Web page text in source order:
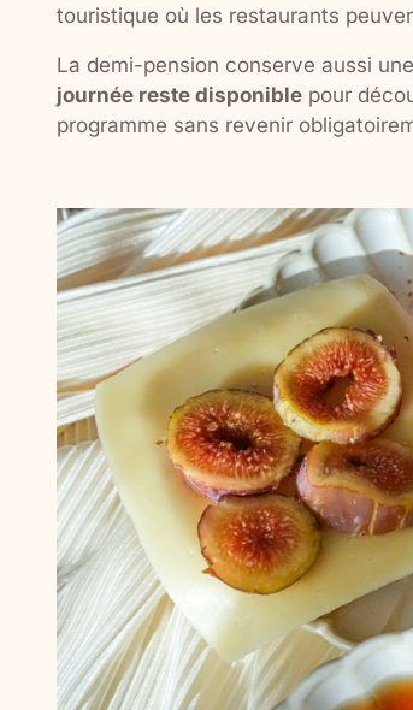
touristique où les restaurants
La demi-pension conserve aussi
journée reste disponiblepour
programme sans revenir